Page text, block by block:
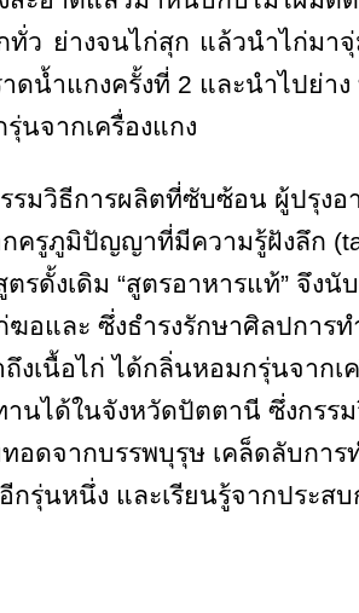
ทั่ว ย่างจนไก่สุก แล้วนำไก่ม
ดน้ำแกงครั้งที่ 2 และนำไปย่า
นจากเครื่องแกง
การผลิตที่ซับซ้อน ผู้ปรุงอา
กครูภูมิปัญญาที่มีความรู้ฝังลึก (
รดั้งเดิม “สูตรอาหารแท้” จึ
อและ ซึ่งธำรงรักษาศิลปการ
งเนื้อไก่ ได้กลิ่นหอมกรุ่นจาก
านได้ในจังหวัดปัตตานี ซึ่งก
ดจากบรรพบุรุษ เคล็ดลับการ
รุ่นหนึ่ง และเรียนรู้จากประส